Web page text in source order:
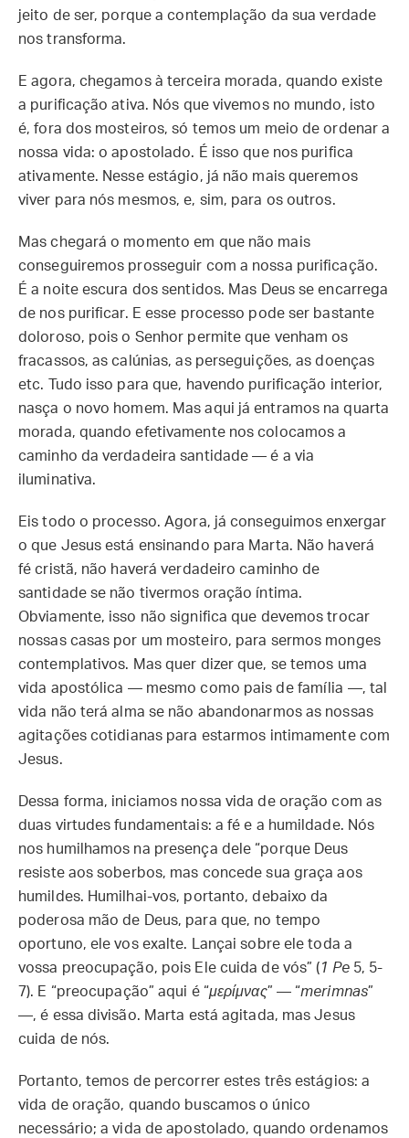
jeito de ser, porque a contemplação da sua verdade
nos transforma.
E agora, chegamos à terceira morada, quando existe
a purificação ativa. Nós que vivemos no mundo, isto
é, fora dos mosteiros, só temos um meio de ordenar a
nossa vida: o apostolado. É isso que nos purifica
ativamente. Nesse estágio, já não mais queremos
viver para nós mesmos, e, sim, para os outros.
Mas chegará o momento em que não mais
conseguiremos prosseguir com a nossa purificação.
É a noite escura dos sentidos. Mas Deus se encarrega
de nos purificar. E esse processo pode ser bastante
doloroso, pois o Senhor permite que venham os
fracassos, as calúnias, as perseguições, as doenças
etc. Tudo isso para que, havendo purificação interior,
nasça o novo homem. Mas aqui já entramos na quarta
morada, quando efetivamente nos colocamos a
caminho da verdadeira santidade — é a via
iluminativa.
Eis todo o processo. Agora, já conseguimos enxergar
o que Jesus está ensinando para Marta. Não haverá
fé cristã, não haverá verdadeiro caminho de
santidade se não tivermos oração íntima.
Obviamente, isso não significa que devemos trocar
nossas casas por um mosteiro, para sermos monges
contemplativos. Mas quer dizer que, se temos uma
vida apostólica — mesmo como pais de família —, tal
vida não terá alma se não abandonarmos as nossas
agitações cotidianas para estarmos intimamente com
Jesus.
Dessa forma, iniciamos nossa vida de oração com as
duas virtudes fundamentais: a fé e a humildade. Nós
nos humilhamos na presença dele “porque Deus
resiste aos soberbos, mas concede sua graça aos
humildes. Humilhai-vos, portanto, debaixo da
poderosa mão de Deus, para que, no tempo
oportuno, ele vos exalte. Lançai sobre ele toda a
vossa preocupação, pois Ele cuida de vós” (1 Pe5, 5-
7). E “preocupação” aqui é “μερίμνας” — “merimnas”
—, é essa divisão. Marta está agitada, mas Jesus
cuida de nós.
Portanto, temos de percorrer estes três estágios: a
vida de oração, quando buscamos o único
necessário; a vida de apostolado, quando ordenamos